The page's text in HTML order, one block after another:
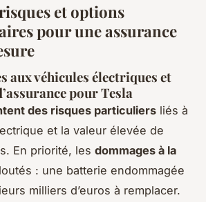
et options
pour une assurance
aux véhicules électriques et
pour Tesla
des risques particuliers liés à
et la valeur élevée de
En priorité, les dommages à la
: une batterie endommagée
milliers d’euros à remplacer.